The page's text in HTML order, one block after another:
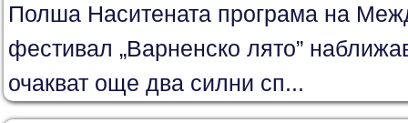
Полша Наситената програма на
фестивал „Варненско лято”
очакват още два силни сп...